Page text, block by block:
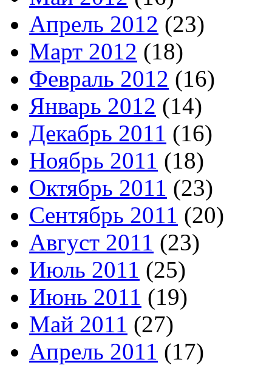
Апрель 2012 (23)
Март 2012 (18)
Февраль 2012 (16)
Январь 2012 (14)
Декабрь 2011 (16)
Ноябрь 2011 (18)
Октябрь 2011 (23)
Сентябрь 2011 (20)
Август 2011 (23)
Июль 2011 (25)
Июнь 2011 (19)
Май 2011 (27)
Апрель 2011 (17)